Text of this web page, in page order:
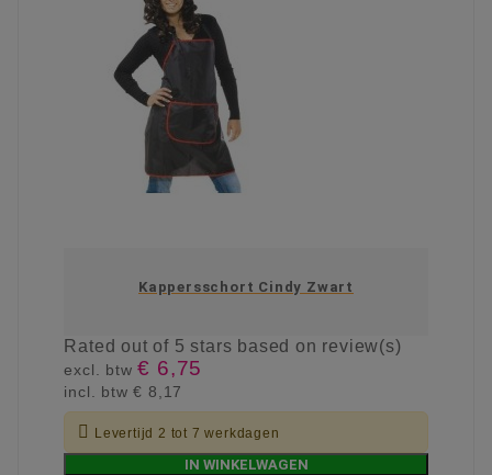
Kappersschort Cindy Zwart
Ratedout of 5 stars based on review(s)
excl. btw€ 6,75
incl. btw€ 8,17
 Levertijd 2 tot 7 werkdagen
IN WINKELWAGEN